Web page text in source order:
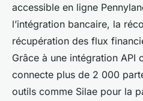
accessible en ligne
l’intégration bancaire, la
récupération des flux
Grâce à une intégration API
connecte plus de 2 000
outils comme Silae pour la